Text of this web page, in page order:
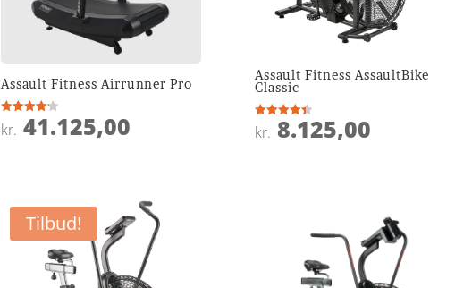
Assault Fitness Airrunner Pro
Vurderet
4.2
kr. 41.125,00
Assault Fitness AssaultBike
Classic
Vurderet
4.4
kr. 8.125,00
Tilbud!